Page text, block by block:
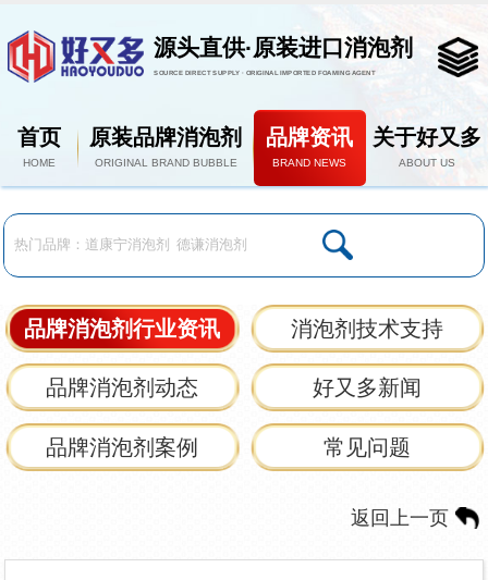
源头直供·原装进口消泡剂
SOURCE DIRECT SUPPLY · ORIGINAL IMPORTED FOAMING AGENT
首页
HOME
原装品牌消泡剂
ORIGINAL BRAND BUBBLE
品牌资讯
BRAND NEWS
关于好又多
ABOUT US
品牌消泡剂行业资讯 消泡剂技术支持
品牌消泡剂动态 好又多新闻
品牌消泡剂案例 常见问题
返回上一页